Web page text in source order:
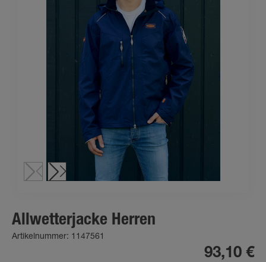
Allwetterjacke Herren
Artikelnummer: 1147561
93,10 €